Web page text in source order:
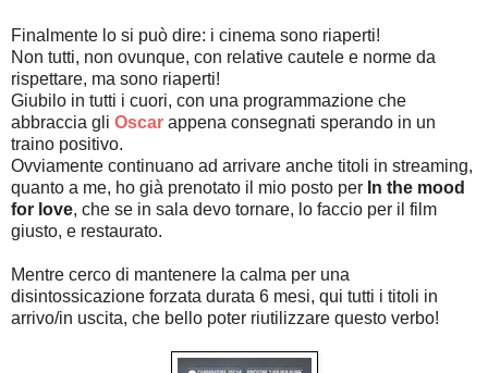
Finalmente lo si può dire: i cinema sono riaperti!
Non tutti, non ovunque, con relative cautele e norme da
rispettare, ma sono riaperti!
Giubilo in tutti i cuori, con una programmazione che
abbraccia gli Oscar appena consegnati sperando in un
traino positivo.
Ovviamente continuano ad arrivare anche titoli in streaming,
quanto a me, ho già prenotato il mio posto per In the mood
for love, che se in sala devo tornare, lo faccio per il film
giusto, e restaurato.
Mentre cerco di mantenere la calma per una
disintossicazione forzata durata 6 mesi, qui tutti i titoli in
arrivo/in uscita, che bello poter riutilizzare questo verbo!